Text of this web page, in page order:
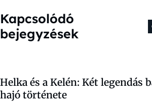
Kapcsolódó
bejegyzések
Helka és a Kelén: Két legendás
hajó története